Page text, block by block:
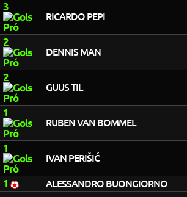
3
RICARDO PEPI
2
DENNIS MAN
2
GUUS TIL
1
RUBEN VAN BOMMEL
1
IVAN PERIŠIĆ
1 ALESSANDRO BUONGIORNO